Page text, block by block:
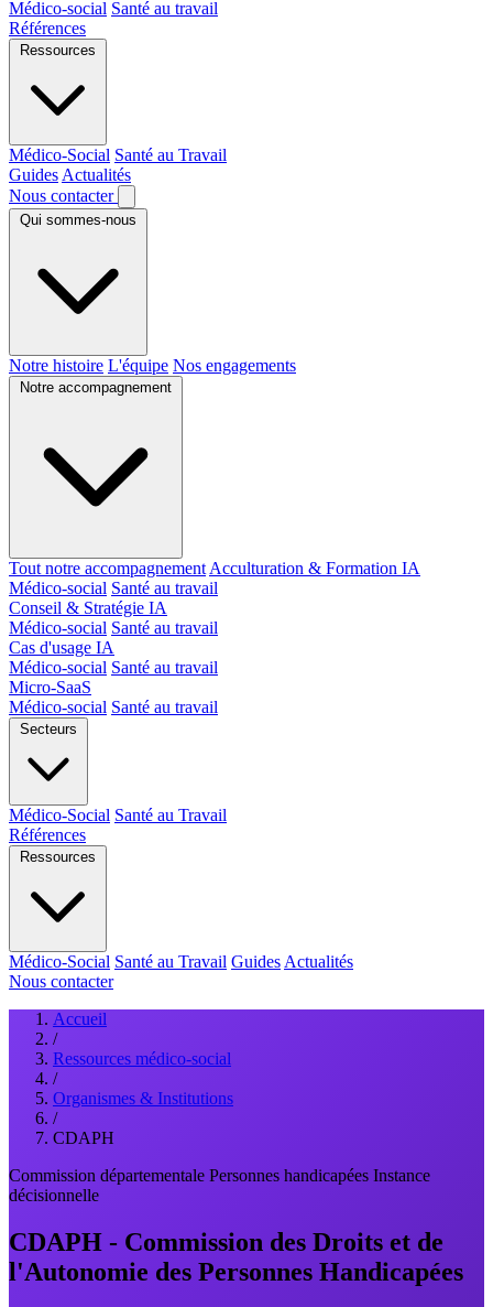
Médico-social Santé au travail
Références
Ressources
Médico-Social Santé au Travail
Guides Actualités
Nous contacter
Qui sommes-nous
Notre histoire L'équipe Nos engagements
Notre accompagnement
Tout notre accompagnement Acculturation & Formation IA
Médico-social Santé au travail
Conseil & Stratégie IA
Médico-social Santé au travail
Cas d'usage IA
Médico-social Santé au travail
Micro-SaaS
Médico-social Santé au travail
Secteurs
Médico-Social Santé au Travail
Références
Ressources
Médico-Social Santé au Travail Guides Actualités
Nous contacter
Accueil
/
Ressources médico-social
/
Organismes & Institutions
/
CDAPH
Commission départementale Personnes handicapées Instance
décisionnelle
CDAPH - Commission des Droits et de
l'Autonomie des Personnes Handicapées